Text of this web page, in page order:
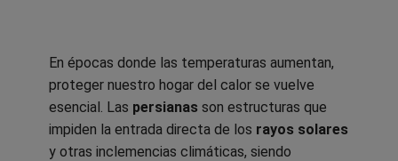
En épocas donde las temperaturas aumentan,
proteger nuestro hogar del calor se vuelve
esencial. Las persianas son estructuras que
impiden la entrada directa de los rayos solares
y otras inclemencias climáticas, siendo